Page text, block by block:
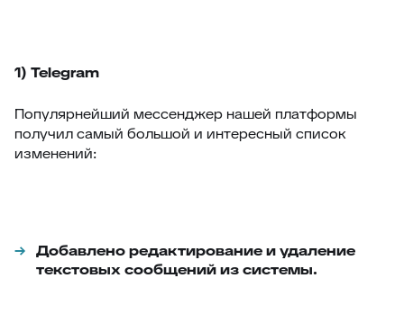
1) Telegram
Популярнейший мессенджер нашей платформы
получил самый большой и интересный список
изменений:
Добавлено редактирование и удаление
текстовых сообщений из системы.